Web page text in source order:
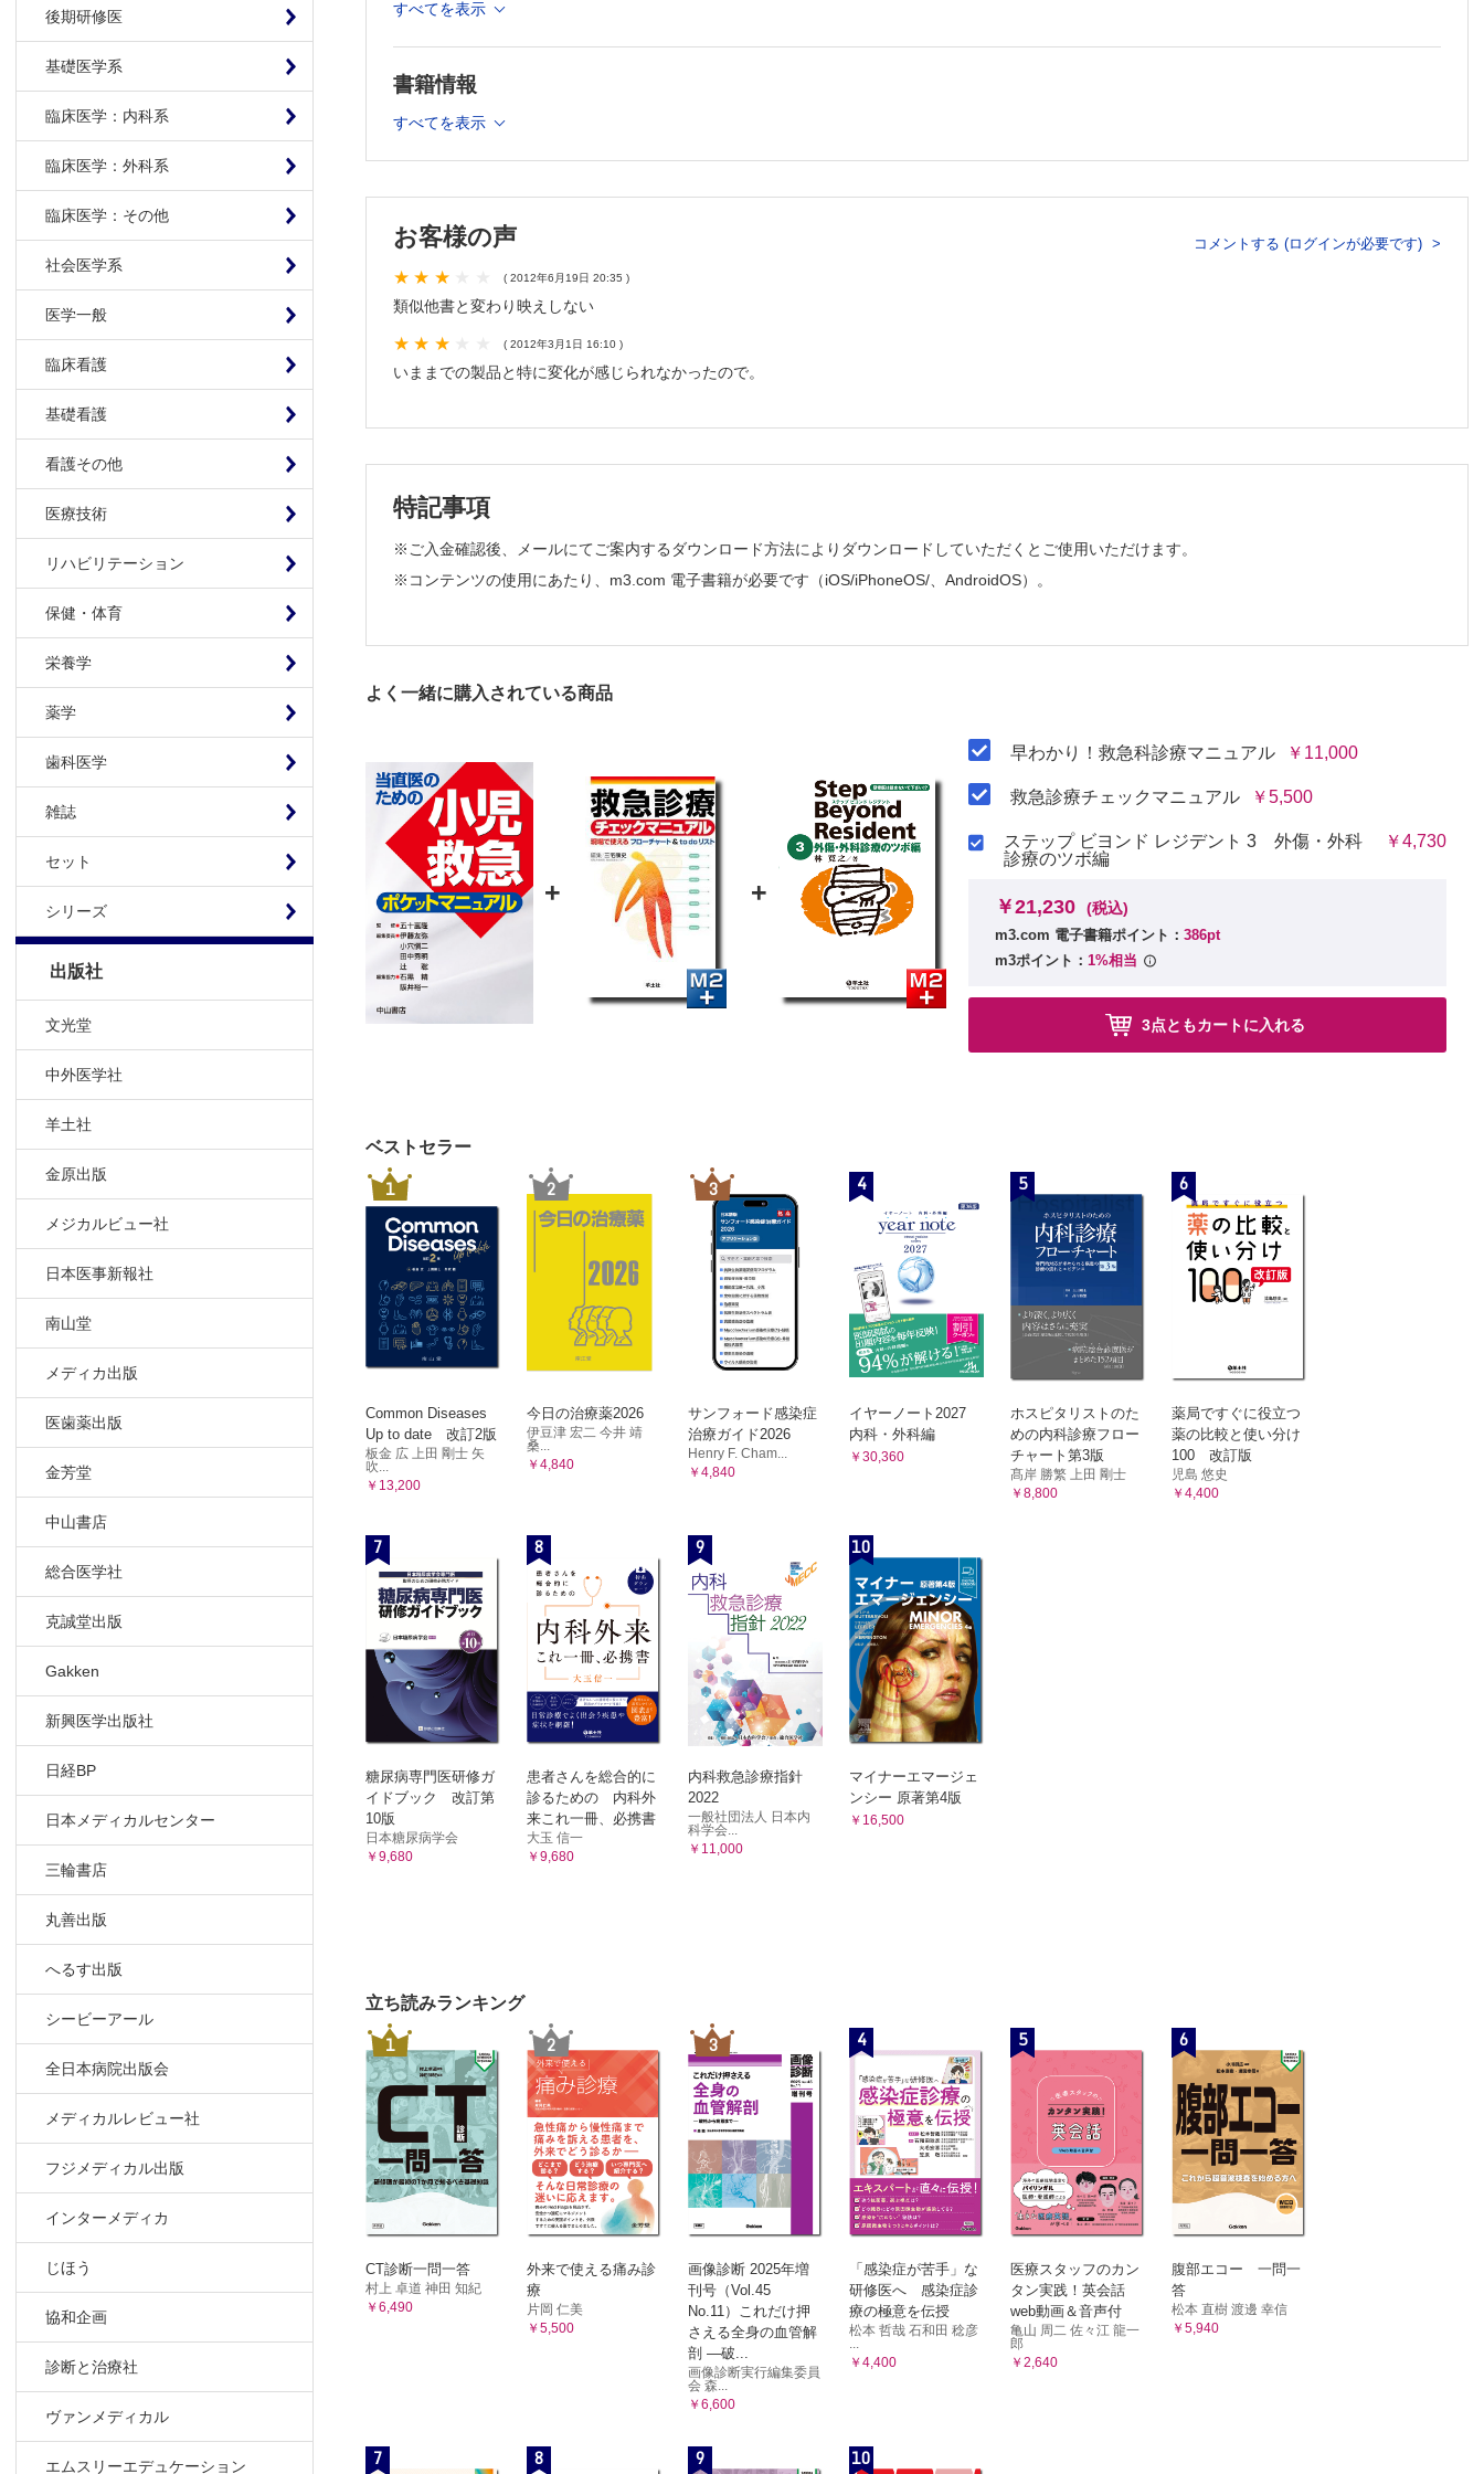
後期研修医
基礎医学系
臨床医学：内科系
臨床医学：外科系
臨床医学：その他
社会医学系
医学一般
臨床看護
基礎看護
看護その他
医療技術
リハビリテーション
保健・体育
栄養学
薬学
歯科医学
雑誌
セット
シリーズ
出版社
文光堂
中外医学社
羊土社
金原出版
メジカルビュー社
日本医事新報社
南山堂
メディカ出版
医歯薬出版
金芳堂
中山書店
総合医学社
克誠堂出版
Gakken
新興医学出版社
日経BP
日本メディカルセンター
三輪書店
丸善出版
へるす出版
シービーアール
全日本病院出版会
メディカルレビュー社
フジメディカル出版
インターメディカ
じほう
協和企画
診断と治療社
ヴァンメディカル
エムスリーエデュケーション
すべてを表示
書籍情報
すべてを表示
お客様の声 コメントする (ログインが必要です)
( 2012年6月19日 20:35 )
類似他書と変わり映えしない
( 2012年3月1日 16:10 )
いままでの製品と特に変化が感じられなかったので。
特記事項
※ご入金確認後、メールにてご案内するダウンロード方法によりダウンロードしていただくとご使用いただけます。
※コンテンツの使用にあたり、m3.com 電子書籍が必要です（iOS/iPhoneOS/、AndroidOS）。
よく一緒に購入されている商品
+ +
早わかり！救急科診療マニュアル ￥11,000
救急診療チェックマニュアル ￥5,500
ステップ ビヨンド レジデント 3 外傷・外科
診療のツボ編
￥4,730
￥21,230 (税込)
m3.com 電子書籍ポイント： 386pt
m3ポイント： 1%相当
3点ともカートに入れる
ベストセラー
1
Common Diseases
Up to date 改訂2版
板金 広 上田 剛士 矢
吹...
￥13,200
2
今日の治療薬2026
伊豆津 宏二 今井 靖
桑...
￥4,840
3
サンフォード感染症
治療ガイド2026
Henry F. Cham...
￥4,840
4
イヤーノート2027
内科・外科編
￥30,360
5
ホスピタリストのた
めの内科診療フロー
チャート第3版
髙岸 勝繁 上田 剛士
￥8,800
6
薬局ですぐに役立つ
薬の比較と使い分け
100 改訂版
児島 悠史
￥4,400
7
糖尿病専門医研修ガ
イドブック 改訂第
10版
日本糖尿病学会
￥9,680
8
患者さんを総合的に
診るための 内科外
来これ一冊、必携書
大玉 信一
￥9,680
9
内科救急診療指針
2022
一般社団法人 日本内
科学会...
￥11,000
10
マイナーエマージェ
ンシー 原著第4版
￥16,500
立ち読みランキング
1
CT診断一問一答
村上 卓道 神田 知紀
￥6,490
2
外来で使える痛み診
療
片岡 仁美
￥5,500
3
画像診断 2025年増
刊号（Vol.45
No.11）これだけ押
さえる全身の血管解
剖 ―破...
画像診断実行編集委員
会 森...
￥6,600
4
「感染症が苦手」な
研修医へ 感染症診
療の極意を伝授
松本 哲哉 石和田 稔彦
...
￥4,400
5
医療スタッフのカン
タン実践！英会話
web動画＆音声付
亀山 周二 佐々江 龍一
郎
￥2,640
6
腹部エコー 一問一
答
松本 直樹 渡邊 幸信
￥5,940
7 8 9 10